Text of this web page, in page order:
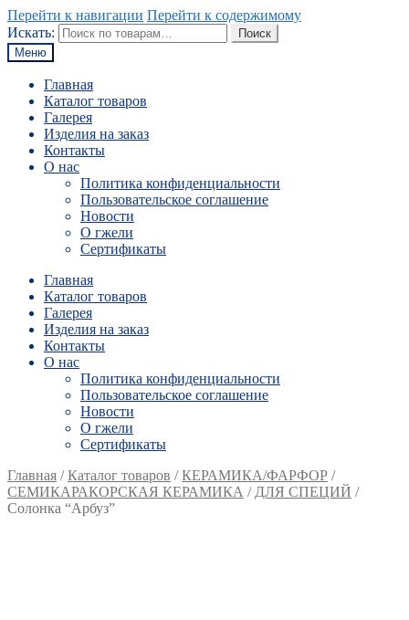
Перейти к навигации Перейти к содержимому
Искать:
Поиск
Меню
Главная
Каталог товаров
Галерея
Изделия на заказ
Контакты
О нас
Политика конфиденциальности
Пользовательское соглашение
Новости
О гжели
Сертификаты
Главная
Каталог товаров
Галерея
Изделия на заказ
Контакты
О нас
Политика конфиденциальности
Пользовательское соглашение
Новости
О гжели
Сертификаты
Главная /Каталог товаров /КЕРАМИКА/ФАРФОР /
СЕМИКАРАКОРСКАЯ КЕРАМИКА / ДЛЯ СПЕЦИЙ /
Солонка “Арбуз”